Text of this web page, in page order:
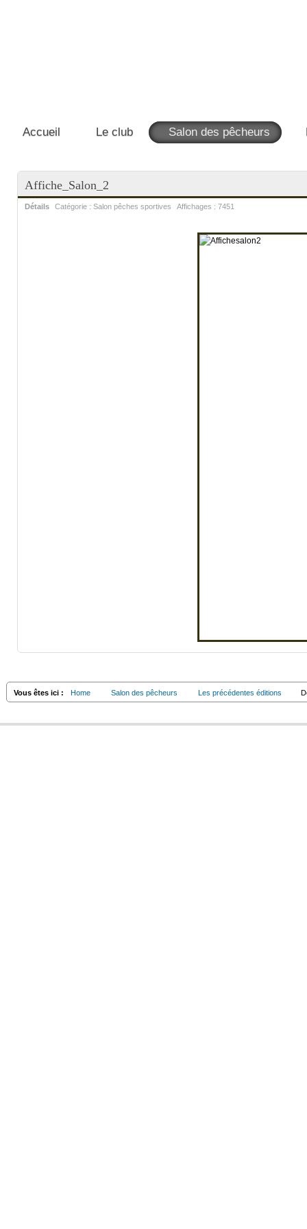
Accueil Le club Salon des pêcheurs
Affiche_Salon_2
Détails Catégorie : Salon pêches sportives Affichages : 7451
Vous êtes ici : Home Salon des pêcheurs Les précédentes éditions